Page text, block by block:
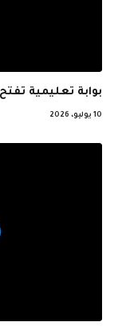
بوابة تعليمية
10 يوليو، 2026